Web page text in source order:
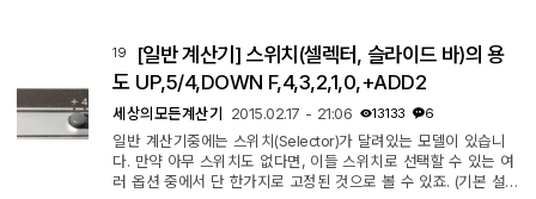
2...와 같은 긴 소수를 입력하려고 해도 3.141까지만 입력이 가능합
니다. 이 상태에서 2로 나누면 1.5705...가 되지만, 계산기는 5번
19
[일반 계산기] 스위치(셀렉터, 슬라이드 바)의 용
도 UP,5/4,DOWN F,4,3,2,1,0,+ADD2
세상의모든계산기 2015.02.17 - 21:06 13133 6
일반 계산기중에는 스위치(Selector)가 달려있는 모델이 있습니
다. 만약 아무 스위치도 없다면, 이들 스위치로 선택할 수 있는 여
러 옵션 중에서 단 한가지로 고정된 것으로 볼 수 있죠. (기본 설